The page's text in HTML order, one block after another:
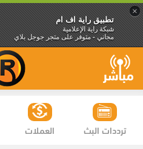
×
تطبيق راية اف ام
شبكة راية الإعلامية
مجاني - متوفر على متجر جوجل بلاي
العملات ترددات البث